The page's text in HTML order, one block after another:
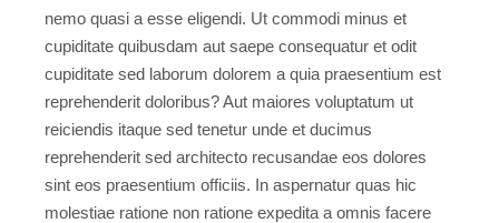
nemo quasi a esse eligendi. Ut commodi minus et
cupiditate quibusdam aut saepe consequatur et odit
cupiditate sed laborum dolorem a quia praesentium est
reprehenderit doloribus? Aut maiores voluptatum ut
reiciendis itaque sed tenetur unde et ducimus
reprehenderit sed architecto recusandae eos dolores
sint eos praesentium officiis. In aspernatur quas hic
molestiae ratione non ratione expedita a omnis facere